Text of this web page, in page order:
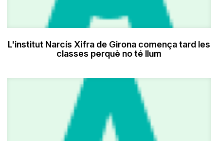
L'institut Narcís Xifra de Girona comença tard les
classes perquè no té llum